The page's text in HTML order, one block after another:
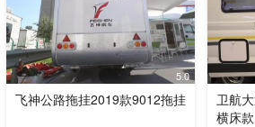
5.0
飞神公路拖挂2019款9012拖挂
卫航
横床款